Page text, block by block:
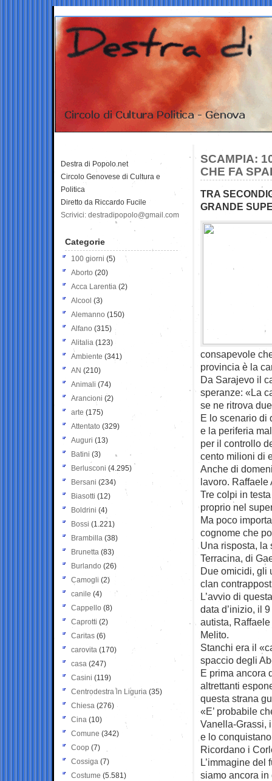
SCAMPIA:
CHE FA
TRA
GRANDE
consapevole
provincia è la
Da Sarajevo il
speranze: «La
se ne ritrova
E lo scenario di
e la periferia
per il controllo
cento milioni di
Anche di
lavoro. Raffaele
Tre colpi in
proprio nel
Ma poco
cognome che
Una risposta, la
Terracina, di
Due omicidi, gli
clan
L’avvio di
data d’inizio, il
autista,
Melito.
Stanchi era il
spaccio degli
E prima ancora
altrettanti
questa strana
«E’ probabile
Vanella-Grassi,
e lo
Ricordano i
L’immagine del
siamo ancora
Destra di Popolo.net
Circolo Genovese di Cultura e
Politica
Diretto da Riccardo Fucile
Scrivici: destradipopolo@gmail.com
Categorie
100 giorni (5)
Aborto (20)
Acca Larentia (2)
Alcool (3)
Alemanno (150)
Alfano (315)
Alitalia (123)
Ambiente (341)
AN (210)
Animali (74)
Arancioni (2)
arte (175)
Attentato (329)
Auguri (13)
Batini (3)
Berlusconi (4.295)
Bersani (234)
Biasotti (12)
Boldrini (4)
Bossi (1.221)
Brambilla (38)
Brunetta (83)
Burlando (26)
Camogli (2)
canile (4)
Cappello (8)
Caprotti (2)
Caritas (6)
carovita (170)
casa (247)
Casini (119)
Centrodestra in Liguria (35)
Chiesa (276)
Cina (10)
Comune (342)
Coop (7)
Cossiga (7)
Costume (5.581)